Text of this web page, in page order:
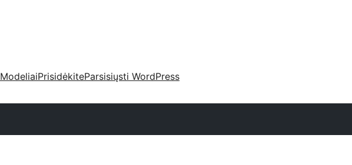
ModeliaiPrisidėkiteParsisiųsti WordPress